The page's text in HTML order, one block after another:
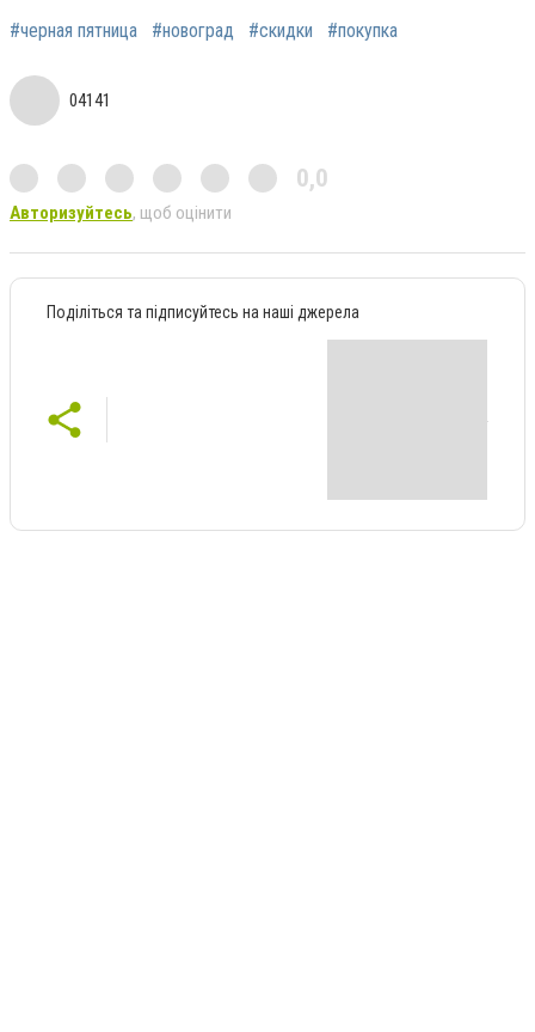
#черная пятница #новоград #скидки #покупка
04141
0,0
Авторизуйтесь, щоб оцінити
Поділіться та підписуйтесь на наші джерела